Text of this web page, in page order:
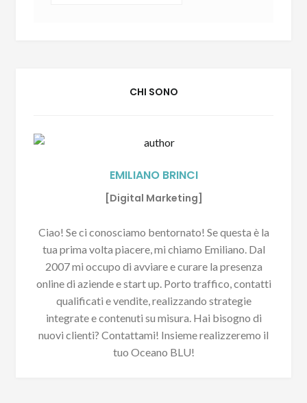
CHI SONO
EMILIANO BRINCI
[Digital Marketing]
Ciao! Se ci conosciamo bentornato! Se questa è la
tua prima volta piacere, mi chiamo Emiliano. Dal
2007 mi occupo di avviare e curare la presenza
online di aziende e start up. Porto traffico, contatti
qualificati e vendite, realizzando strategie
integrate e contenuti su misura. Hai bisogno di
nuovi clienti? Contattami! Insieme realizzeremo il
tuo Oceano BLU!